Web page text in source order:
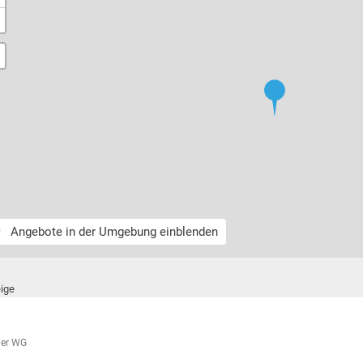
Angebote in der Umgebung einblenden
WG